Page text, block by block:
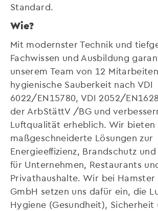
Standard.
Wie?
Mit modernster Technik und
Fachwissen und Ausbildung
unserem Team von 12
hygienische Sauberkeit nach VDI
6022/EN15780, VDI 2052/
der ArbStättV /BG und
Luftqualität erheblich. Wir bieten
maßgeschneiderte Lösungen zur
Energieeffizienz, Brandschutz
für Unternehmen, Restaurants
Privathaushalte. Wir bei Hamster
GmbH setzen uns dafür ein, die
Hygiene (Gesundheit), Sicherheit